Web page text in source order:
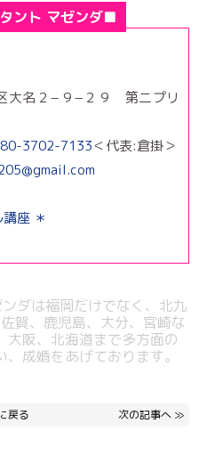
ント マゼンダ■
大名２−９−２９ 第二プリ
3702-7133＜代表:倉掛＞
座 ＊
ダは福岡だけでなく、北九
賀、鹿児島、大分、宮崎な
大阪、北海道まで多方面の
成婚をあげております。
戻る 次の記事へ ≫